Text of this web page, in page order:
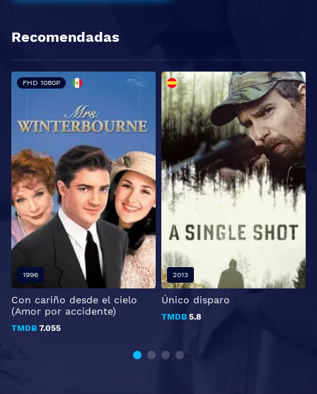
Recomendadas
Con cariño desde el cielo
(Amor por accidente)
TMDB 7.055
FHD 1080P
1996
Único disparo
TMDB 5.8
2013